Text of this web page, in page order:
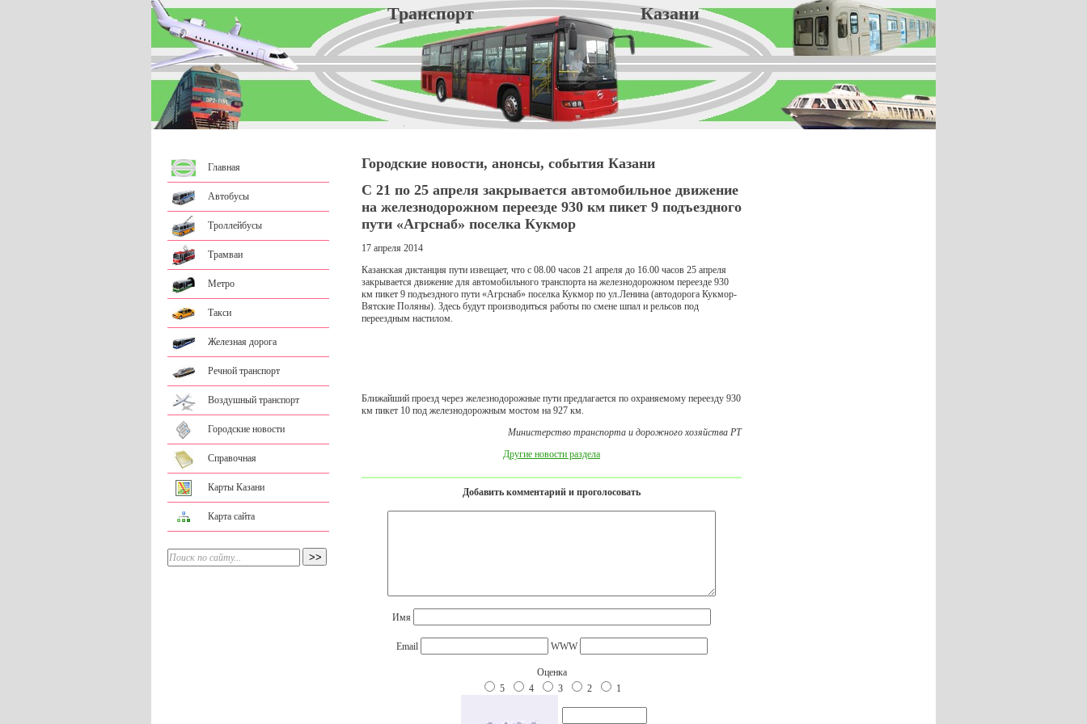
Транспорт Казани
Главная
Автобусы
Троллейбусы
Трамваи
Метро
Такси
Железная дорога
Речной транспорт
Воздушный транспорт
Городские новости
Справочная
Карты Казани
Карта сайта
Городские новости, анонсы, события Казани
С 21 по 25 апреля закрывается автомобильное движение
на железнодорожном переезде 930 км пикет 9 подъездного
пути «Агрснаб» поселка Кукмор
17 апреля 2014
Казанская дистанция пути извещает, что с 08.00 часов 21 апреля до 16.00 часов 25 апреля
закрывается движение для автомобильного транспорта на железнодорожном переезде 930
км пикет 9 подъездного пути «Агрснаб» поселка Кукмор по ул.Ленина (автодорога Кукмор-
Вятские Поляны). Здесь будут производиться работы по смене шпал и рельсов под
переездным настилом.
Ближайший проезд через железнодорожные пути предлагается по охраняемому переезду 930
км пикет 10 под железнодорожным мостом на 927 км.
Министерство транспорта и дорожного хозяйства РТ
Другие новости раздела
Добавить комментарий и проголосовать
Имя
Email WWW
Оценка
5
4 3 2 1